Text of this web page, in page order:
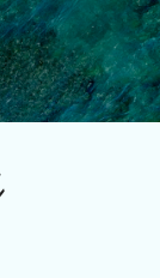
Ir al contenido